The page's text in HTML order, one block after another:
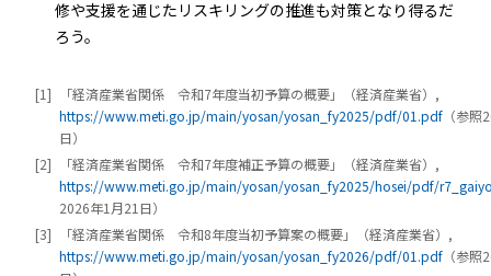
修や支援を通じたリスキリングの推進も対策となり得るだ
ろう。
[1]
「経済産業省関係 令和7年度当初予算の概要」（経済産業省）,
https://www.meti.go.jp/main/yosan/yosan_fy2025/pdf/01.pdf （参
日）
[2]
「経済産業省関係 令和7年度補正予算の概要」（経済産業省）,
https://www.meti.go.jp/main/yosan/yosan_fy2025/hosei/pdf/
2026年1月21日）
[3]
「経済産業省関係 令和8年度当初予算案の概要」（経済産業省）,
https://www.meti.go.jp/main/yosan/yosan_fy2026/pdf/01.pdf （参